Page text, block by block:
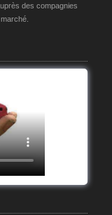
des compagnies